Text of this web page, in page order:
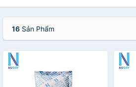
16 Sản Phẩm